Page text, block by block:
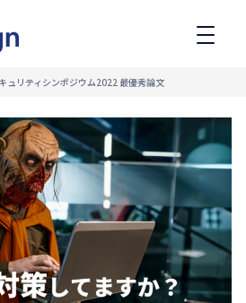
ュリティシンポジウム2022 最優秀論文